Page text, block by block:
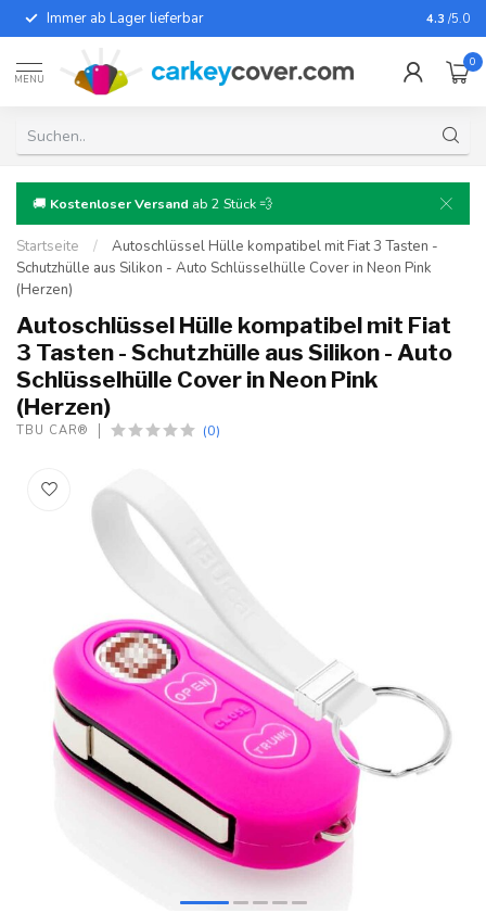
Immer ab Lager lieferbar Für fast
4.3 /5.0
MENU
0
🚚 Kostenloser Versand ab 2 Stück 💨
Startseite /
Autoschlüssel Hülle kompatibel mit Fiat 3 Tasten -
Schutzhülle aus Silikon - Auto Schlüsselhülle Cover in Neon Pink
(Herzen)
Autoschlüssel Hülle kompatibel mit Fiat
3 Tasten - Schutzhülle aus Silikon - Auto
Schlüsselhülle Cover in Neon Pink
(Herzen)
TBU CAR® (0)